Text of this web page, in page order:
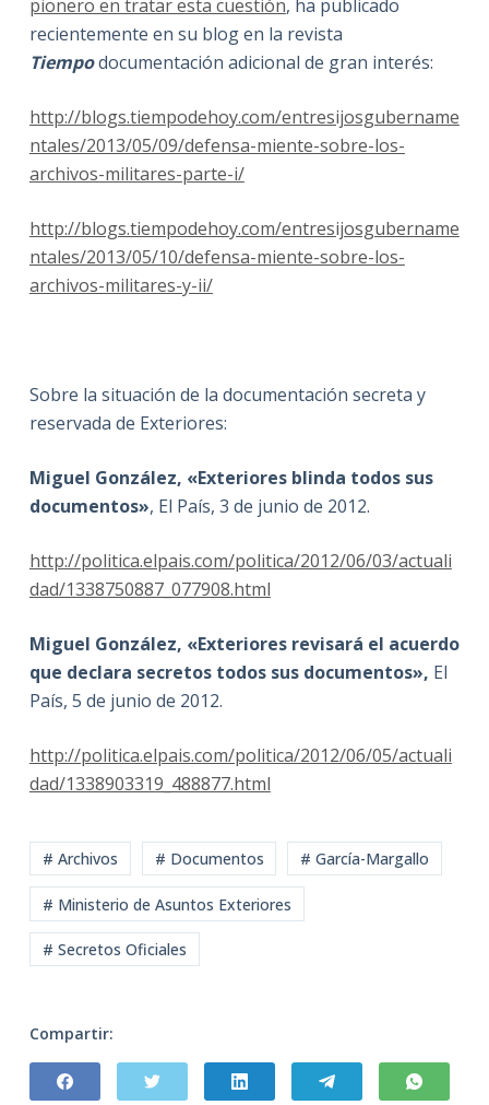
pionero en tratar esta cuestión, ha publicado
recientemente en su blog en la revista
Tiempodocumentación adicional de gran interés:
http://blogs.tiempodehoy.com/entresijosgubername
ntales/2013/05/09/defensa-miente-sobre-los-
archivos-militares-parte-i/
http://blogs.tiempodehoy.com/entresijosgubername
ntales/2013/05/10/defensa-miente-sobre-los-
archivos-militares-y-ii/
Sobre la situación de la documentación secreta y
reservada de Exteriores:
Miguel González, «Exteriores blinda todos sus
documentos», El País, 3 de junio de 2012.
http://politica.elpais.com/politica/2012/06/03/actuali
dad/1338750887_077908.html
Miguel González, «Exteriores revisará el acuerdo
que declara secretos todos sus documentos», El
País, 5 de junio de 2012.
http://politica.elpais.com/politica/2012/06/05/actuali
dad/1338903319_488877.html
# Archivos # Documentos # García-Margallo
# Ministerio de Asuntos Exteriores
# Secretos Oficiales
Compartir: